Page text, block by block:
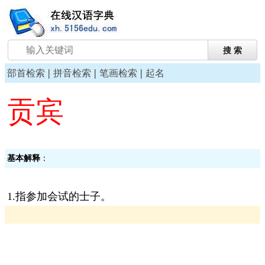
部首检索 | 拼音检索 | 笔画检索 | 起名
贡宾
基本解释 ：
1.指参加会试的士子。